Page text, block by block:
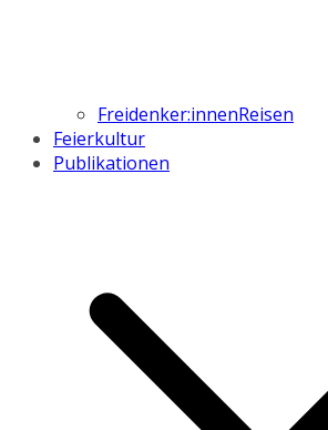
Freidenker:innenReisen
Feierkultur
Publikationen